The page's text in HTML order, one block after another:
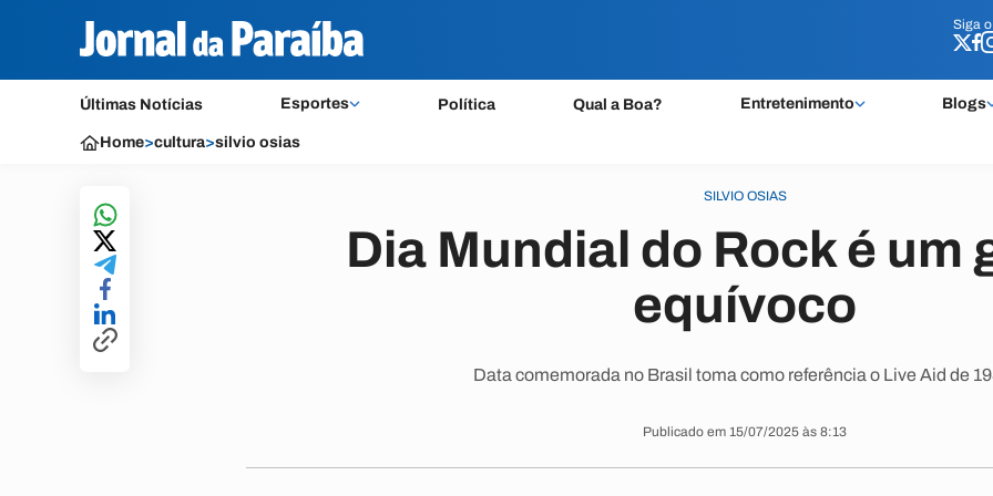
Siga o
Últimas Notícias Esportes Política Qual a Boa? Entretenimento Blogs
Siga o
Home>cultura>silvio osias
SILVIO OSIAS
Dia Mundial do Rock é um
equívoco
Data comemorada no Brasil toma como referência o Live Aid de
Publicado em 15/07/2025 às 8:13